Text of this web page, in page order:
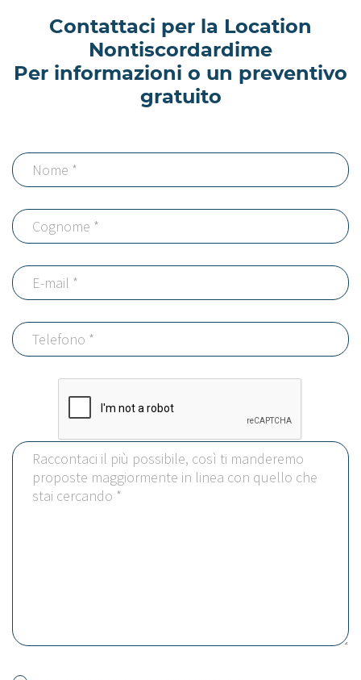
Contattaci per la Location
Nontiscordardime
Per informazioni o un preventivo
gratuito